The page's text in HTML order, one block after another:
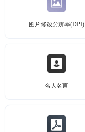
图片修改分辨率(DPI)
名人名言